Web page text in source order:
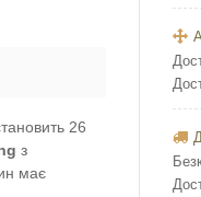
26
з
має